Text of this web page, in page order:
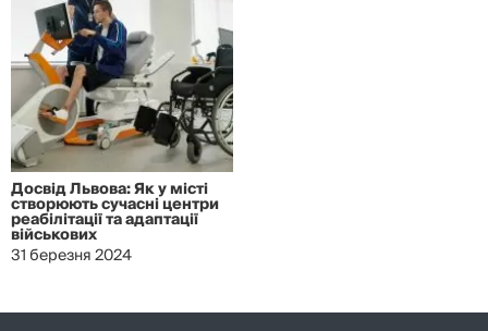
Досвід Львова: Як у місті
створюють сучасні центри
реабілітації та адаптації
військових
31 березня 2024